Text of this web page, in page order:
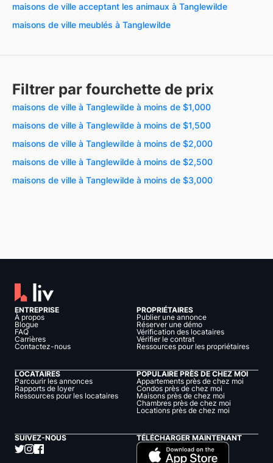
maisons de ville acceptant les animaux à Tanglewilde
maisons de ville meublés à Tanglewilde
Filtrer par fourchette de prix
maisons de ville à Tanglewilde à moins de $1,000
maisons de ville à Tanglewilde à moins de $1,500
maisons de ville à Tanglewilde à moins de $2,000
maisons de ville à Tanglewilde à moins de $2,500
maisons de ville à Tanglewilde à moins de $3,000
ENTREPRISE
À propos
Blogue
FAQ
Carrières
Contactez-nous
PROPRIÉTAIRES
Publier une annonce
Réserver une démo
Vérification des locataires
Vérifier le contrat
Ressources pour les propriétaires
LOCATAIRES
Parcourir les annonces
Rapports de loyer
Ressources pour les locataires
POPULAIRE PRÈS DE CHEZ MOI
Appartements près de chez moi
Condos près de chez moi
Maisons près de chez moi
Chambres près de chez moi
Locations près de chez moi
SUIVEZ-NOUS TÉLÉCHARGER MAINTENANT